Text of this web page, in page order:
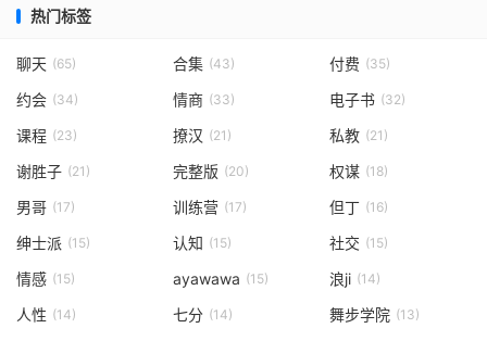
热门标签
聊天 (65) 合集 (43) 付费 (35)
约会 (34) 情商 (33) 电子书 (32)
课程 (23) 撩汉 (21) 私教 (21)
谢胜子 (21) 完整版 (20) 权谋 (18)
男哥 (17) 训练营 (17) 但丁 (16)
绅士派 (15) 认知 (15) 社交 (15)
情感 (15) ayawawa (15) 浪ji (14)
人性 (14) 七分 (14) 舞步学院 (13)